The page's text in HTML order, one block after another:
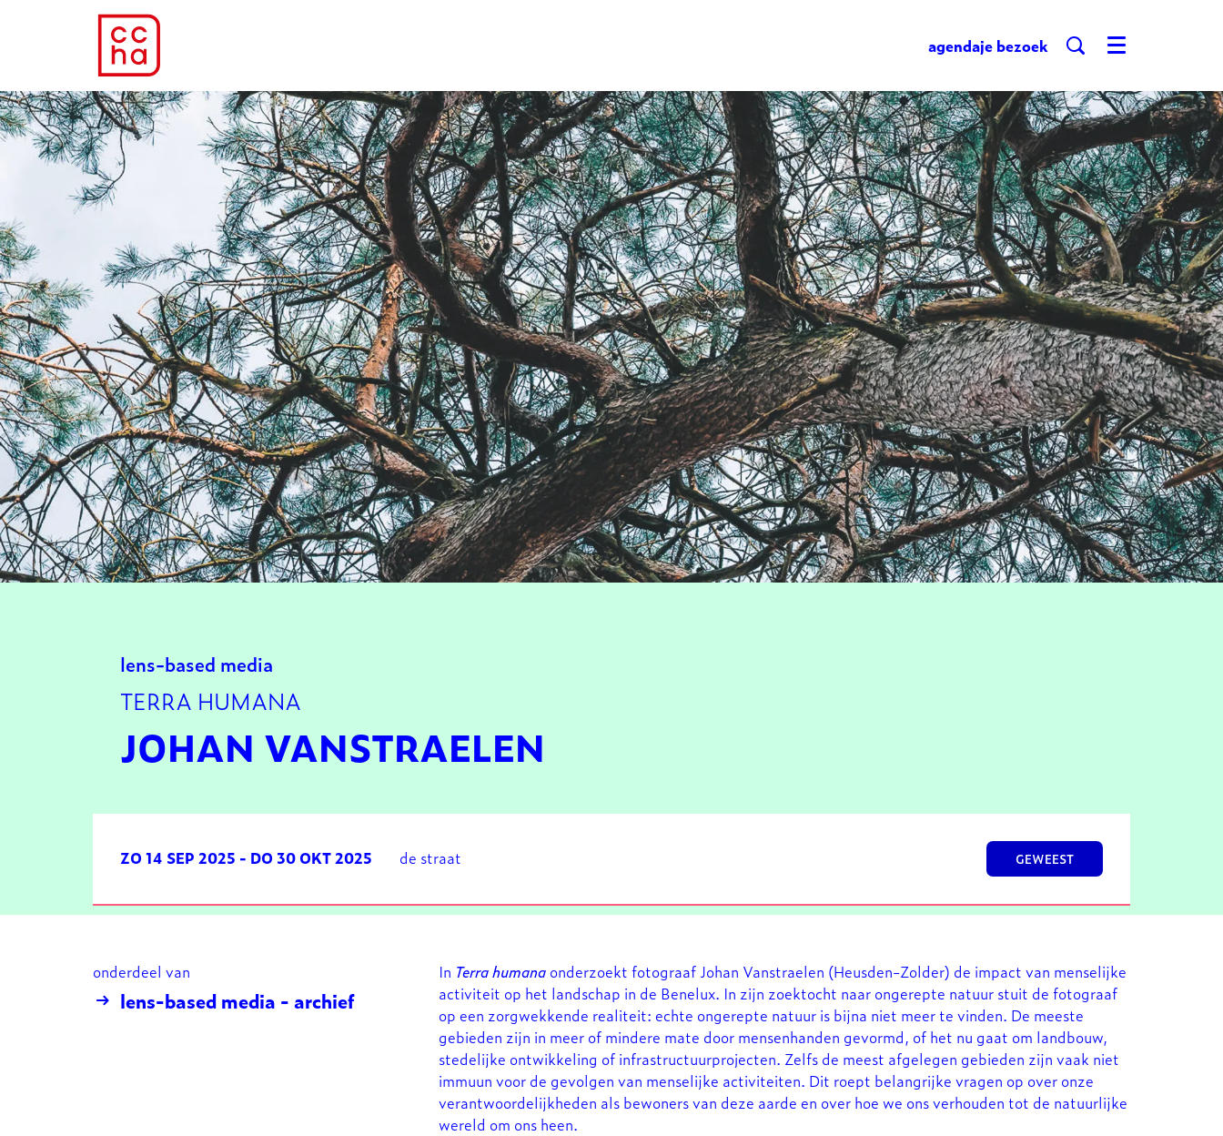
agendaje bezoek Menu
lens-based media
TERRA HUMANA
JOHAN VANSTRAELEN
ZO 14 SEP 2025 - DO 30 OKT 2025 de straat GEWEEST
In Terra humanaonderzoekt fotograaf Johan Vanstraelen (Heusden-Zolder) de impact van menselijke
activiteit op het landschap in de Benelux. In zijn zoektocht naar ongerepte natuur stuit de fotograaf
op een zorgwekkende realiteit: echte ongerepte natuur is bijna niet meer te vinden. De meeste
gebieden zijn in meer of mindere mate door mensenhanden gevormd, of het nu gaat om landbouw,
stedelijke ontwikkeling of infrastructuurprojecten. Zelfs de meest afgelegen gebieden zijn vaak niet
immuun voor de gevolgen van menselijke activiteiten. Dit roept belangrijke vragen op over onze
verantwoordelijkheden als bewoners van deze aarde en over hoe we ons verhouden tot de natuurlijke
wereld om ons heen.
onderdeel van
lens-based media - archief